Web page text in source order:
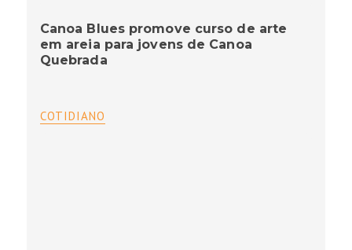
Canoa Blues promove curso de arte
em areia para jovens de Canoa
Quebrada
COTIDIANO